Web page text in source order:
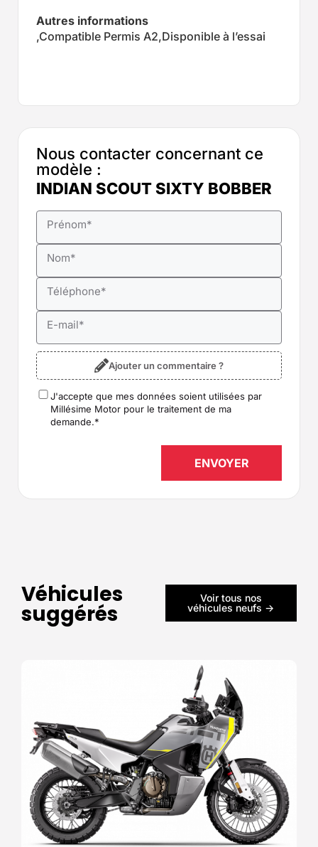
Autres informations
,Compatible Permis A2,Disponible à l’essai
Nous contacter concernant ce
modèle :
INDIAN SCOUT SIXTY BOBBER
Prénom*
Nom*
Téléphone*
E-mail*
Ajouter un commentaire ?
RGPD*
J'accepte que mes données soient utilisées par
Millésime Motor pour le traitement de ma
demande.*
Véhicules
suggérés
Voir tous nos
véhicules neufs ->